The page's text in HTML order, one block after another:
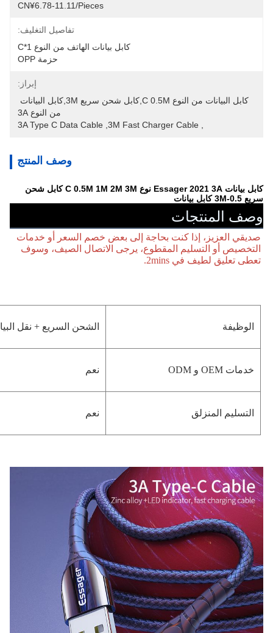
CN¥6.78-11.11/pieces
تفاصيل التغليف:
كابل بيانات الهاتف من النوع C*1
إبراز:
من النوع 3A
3M Fast Charger Cable
3A Type C Data Cable
وصف المنتج
كابل بيانات Essager 2021 3A نوع C 0.5M 1M 2M 3M كابل شحن
سريع 0.5-3M كابل بيانات
وصف المنتجات
تعطى تعليق لطيف في 2mins.
الوظيفة الشحن السريع + نقل
خدمات OEM و ODM نعم
التسليم المنزلق نعم